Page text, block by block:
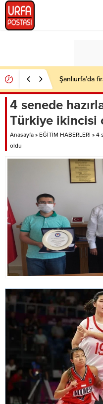
Şanlıurfa’da
4 senede
Türkiye ikincisi
Anasayfa » EĞİTİM HABERLERİ » 4
oldu